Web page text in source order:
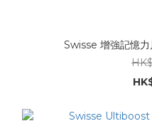
Swisse 增強記憶